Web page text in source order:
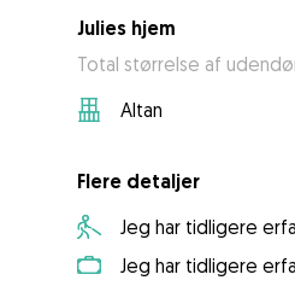
Julies hjem
Total størrelse af
Altan
Flere detaljer
Jeg har tidligere
Jeg har tidligere